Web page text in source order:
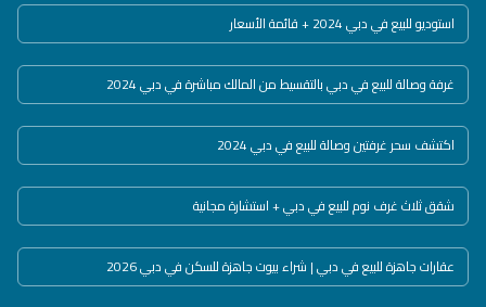
استوديو للبيع في دبي 2024 + قائمة الأسعار
غرفة وصالة للبيع في دبي بالتقسيط من المالك مباشرة في دبي 2024
اكتشف سحر غرفتين وصالة للبيع في دبي 2024
شقق ثلاث غرف نوم للبيع في دبي + استشارة مجانية
عقارات جاهزة للبيع في دبي | شراء بيوت جاهزة للسكن في دبي 2026